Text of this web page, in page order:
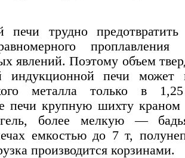
печи трудно предотвратить
явлений. Поэтому объем
индукционной печи может
металла только в
печи крупную шихту краном
более мелкую —
емкостью до 7 т,
производится корзинами.